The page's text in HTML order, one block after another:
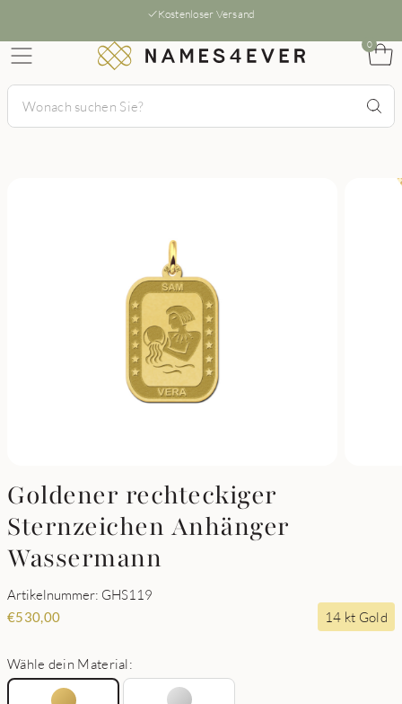
Kostenloser Versand
0
Goldener rechteckiger
Sternzeichen Anhänger
Wassermann
Artikelnummer: GHS119
€530,00 14 kt Gold
Wähle dein Material: